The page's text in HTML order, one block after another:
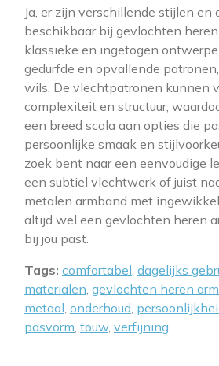
Ja, er zijn verschillende stijlen en
beschikbaar bij gevlochten
klassieke en ingetogen
gedurfde en opvallende
wils. De vlechtpatronen kunnen
complexiteit en structuur,
een breed scala aan opties die
persoonlijke smaak en
zoek bent naar een eenvoudige
een subtiel vlechtwerk of juist
metalen armband met
altijd wel een gevlochten heren
bij jou past.
Tags: comfortabel, dagelijks
materialen, gevlochten heren
metaal, onderhoud,
pasvorm, touw, verfijning